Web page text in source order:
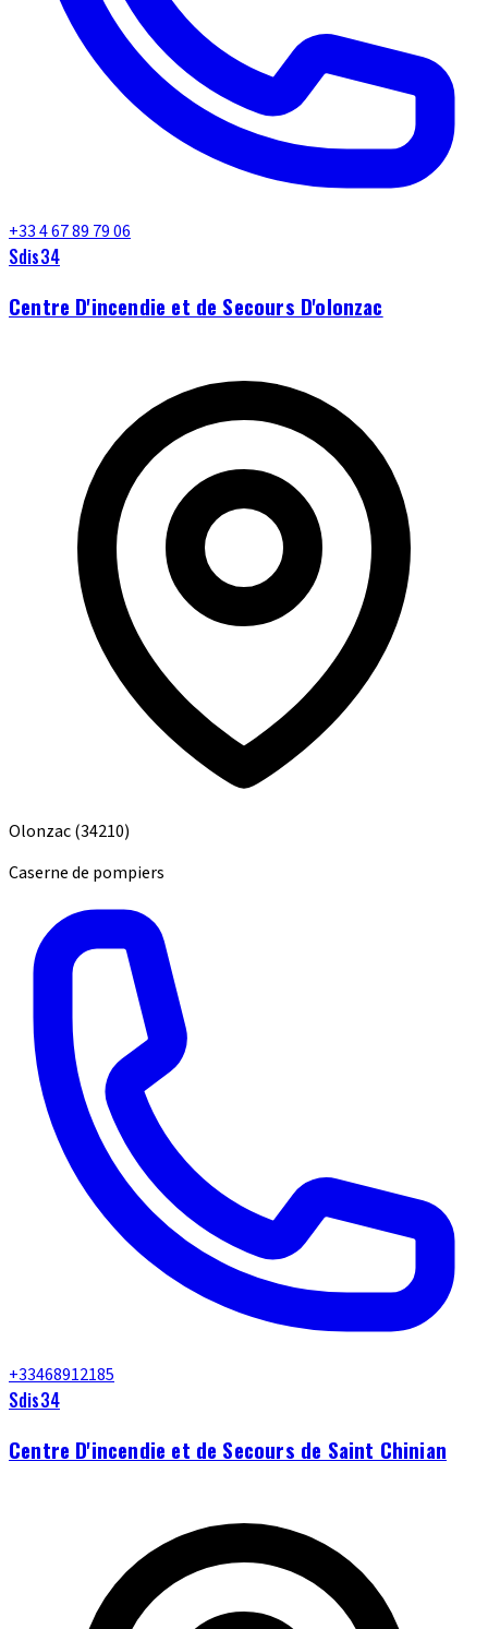
+33 4 67 89 79 06
Sdis34
Centre D'incendie et de Secours D'olonzac
Olonzac(34210)
Caserne de pompiers
+33468912185
Sdis34
Centre D'incendie et de Secours de Saint Chinian